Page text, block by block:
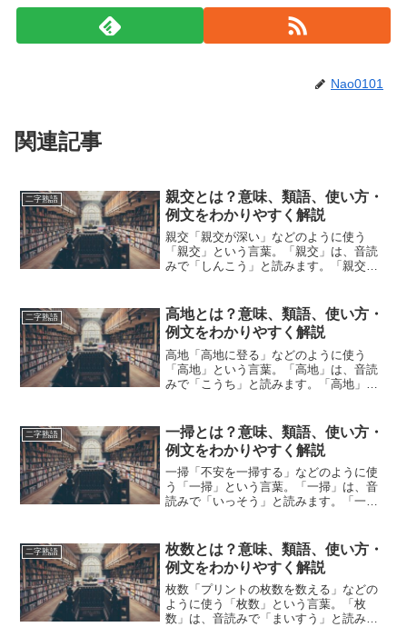
Nao0101
関連記事
二字熟語
親交とは？意味、類語、使い方・
例文をわかりやすく解説
親交「親交が深い」などのように使う
「親交」という言葉。「親交」は、音読
みで「しんこう」と読みます。「親交」
方や類語について、小説などの用例を紹
介しながら、わかりやすく解説...
二字熟語
高地とは？意味、類語、使い方・
例文をわかりやすく解説
高地「高地に登る」などのように使う
「高地」という言葉。「高地」は、音読
みで「こうち」と読みます。「高地」と
類語について、小説などの用例を紹介し
ながら、わかりやすく解説し...
二字熟語
一掃とは？意味、類語、使い方・
例文をわかりやすく解説
一掃「不安を一掃する」などのように使
う「一掃」という言葉。「一掃」は、音
読みで「いっそう」と読みます。「一
い方や類語について、小説などの用例を
紹介して、わかりやすく解説...
二字熟語
枚数とは？意味、類語、使い方・
例文をわかりやすく解説
枚数「プリントの枚数を数える」などの
ように使う「枚数」という言葉。「枚
数」は、音読みで「まいすう」と読みま